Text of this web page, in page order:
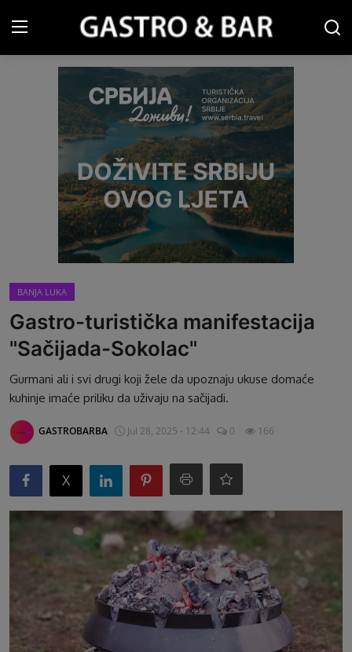
Registracija
Naslovna
Gastro&Bar TV
Restorani & Barovi
Gastro vodič
Recepti
Turizam
G&B Oglasi
BANJA LUKA
Gastro-turistička manifestacija
"Sačijada-Sokolac"
Gurmani ali i svi drugi koji žele da upoznaju ukuse domaće
kuhinje imaće priliku da uživaju na sačijadi.
GASTROBARBA Jul 28, 2025 - 12:44 0 166
X